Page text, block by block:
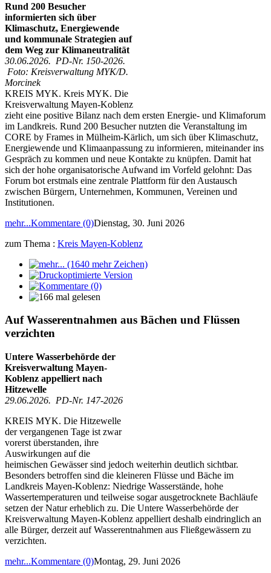
Rund 200 Besucher
informierten sich über
Klimaschutz, Energiewende
und kommunale Strategien auf
dem Weg zur Klimaneutralität
30.06.2026. PD-Nr. 150-2026.
Foto: Kreisverwaltung MYK/D.
Morcinek
KREIS MYK. Kreis MYK. Die
Kreisverwaltung Mayen-Koblenz
zieht eine positive Bilanz nach dem ersten Energie- und Klimaforum
im Landkreis. Rund 200 Besucher nutzten die Veranstaltung im
CORE by Frames in Mülheim-Kärlich, um sich über Klimaschutz,
Energiewende und Klimaanpassung zu informieren, miteinander ins
Gespräch zu kommen und neue Kontakte zu knüpfen. Damit hat
sich der hohe organisatorische Aufwand im Vorfeld gelohnt: Das
Forum bot erstmals eine zentrale Plattform für den Austausch
zwischen Bürgern, Unternehmen, Kommunen, Vereinen und
Institutionen.
mehr...Kommentare (0)Dienstag, 30. Juni 2026
zum Thema : Kreis Mayen-Koblenz
Auf Wasserentnahmen aus Bächen und Flüssen
verzichten
Untere Wasserbehörde der
Kreisverwaltung Mayen-
Koblenz appelliert nach
Hitzewelle
29.06.2026. PD-Nr. 147-2026
KREIS MYK. Die Hitzewelle
der vergangenen Tage ist zwar
vorerst überstanden, ihre
Auswirkungen auf die
heimischen Gewässer sind jedoch weiterhin deutlich sichtbar.
Besonders betroffen sind die kleineren Flüsse und Bäche im
Landkreis Mayen-Koblenz: Niedrige Wasserstände, hohe
Wassertemperaturen und teilweise sogar ausgetrocknete Bachläufe
setzen der Natur erheblich zu. Die Untere Wasserbehörde der
Kreisverwaltung Mayen-Koblenz appelliert deshalb eindringlich an
alle Bürger, derzeit auf Wasserentnahmen aus Fließgewässern zu
verzichten.
mehr...Kommentare (0)Montag, 29. Juni 2026